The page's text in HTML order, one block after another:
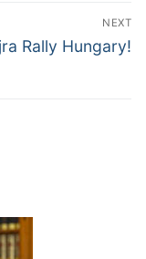
NEXT
Rally Hungary!